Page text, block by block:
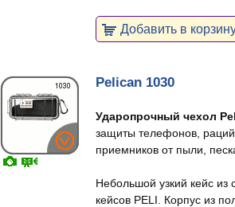
Добавить в
Pelican 1030
Ударопрочный чехол
защиты телефонов,
приемников от пыли,
Небольшой узкий кейс из
кейсов PELI. Корпус из